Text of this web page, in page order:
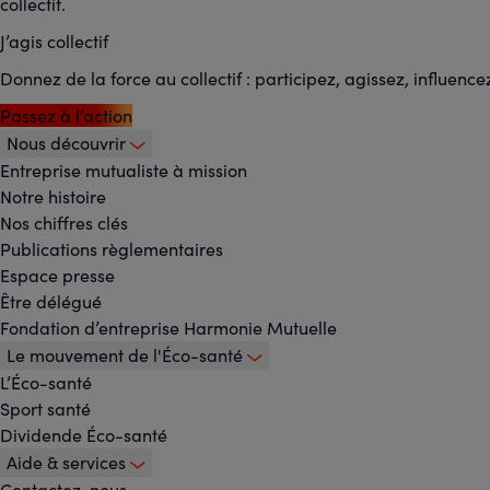
J’agis collectif
Donnez de la force au collectif : participez, agissez,
Passez à l’action
Footer
-
Menu
principal
Nous découvrir
Entreprise mutualiste à mission
Notre histoire
Nos chiffres clés
Publications règlementaires
Espace presse
Être délégué
Fondation d’entreprise Harmonie Mutuelle
Le mouvement de l'Éco-santé
L’Éco-santé
Sport santé
Dividende Éco-santé
Aide & services